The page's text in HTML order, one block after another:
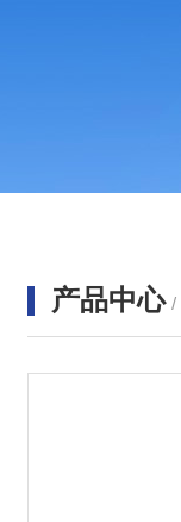
产品中心 /